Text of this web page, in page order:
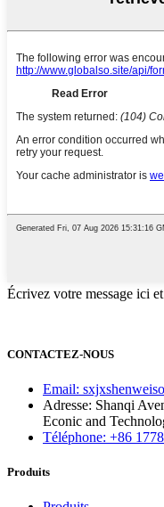
Écrivez votre message ici
CONTACTEZ-NOUS
Email:
Adresse: Shanqi
Econic and
Téléphone: +86
Produits